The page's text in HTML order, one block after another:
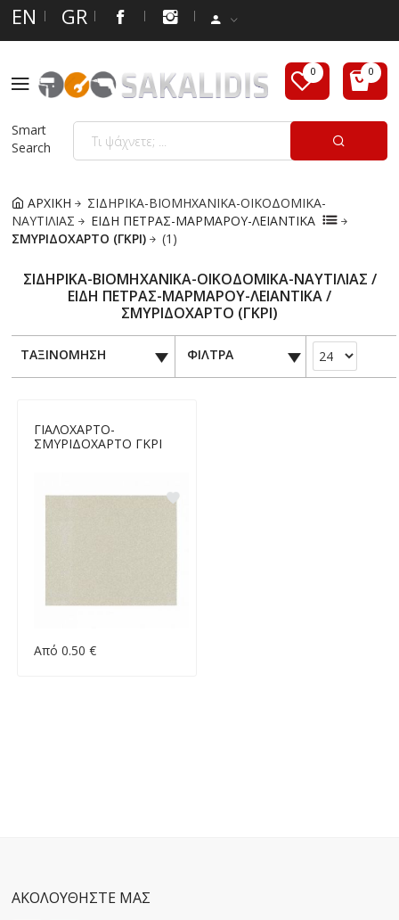
EN GR
Smart
Search
ΑΡΧΙΚΗ
ΣΙΔΗΡΙΚΑ-ΒΙΟΜΗΧΑΝΙΚΑ-ΟΙΚΟΔΟΜΙΚΑ-
ΝΑΥΤΙΛΙΑΣ
ΕΙΔΗ ΠΕΤΡΑΣ-ΜΑΡΜΑΡΟΥ-ΛΕΙΑΝΤΙΚΑ
ΣΜΥΡΙΔΟΧΑΡΤΟ (ΓΚΡΙ)
(1)
ΣΙΔΗΡΙΚΑ-ΒΙΟΜΗΧΑΝΙΚΑ-ΟΙΚΟΔΟΜΙΚΑ-ΝΑΥΤΙΛΙΑΣ /
ΕΙΔΗ ΠΕΤΡΑΣ-ΜΑΡΜΑΡΟΥ-ΛΕΙΑΝΤΙΚΑ /
ΣΜΥΡΙΔΟΧΑΡΤΟ (ΓΚΡΙ)
ΤΑΞΙΝΟΜΗΣΗ ΦΙΛΤΡΑ
ΓΙΑΛΟΧΑΡΤΟ-
ΣΜΥΡΙΔΟΧΑΡΤΟ ΓΚΡΙ
Από 0.50 €
ΑΚΟΛΟΥΘΗΣΤΕ ΜΑΣ